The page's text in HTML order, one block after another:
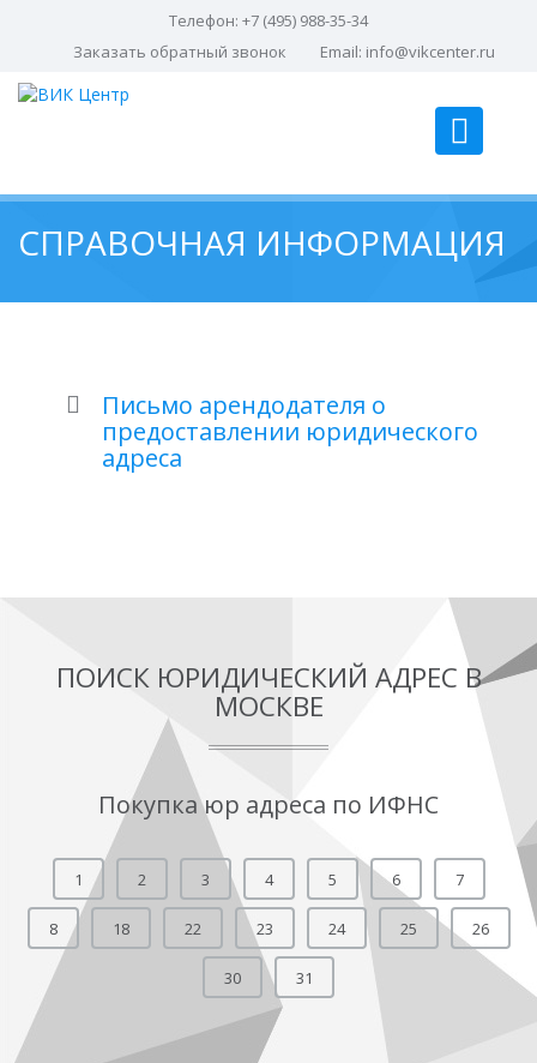
Телефон: +7 (495) 988-35-34
Заказать обратный звонок
Email: info@vikcenter.ru
СПРАВОЧНАЯ ИНФОРМАЦИЯ
Письмо арендодателя о
предоставлении юридического
адреса
ПОИСК ЮРИДИЧЕСКИЙ АДРЕС В
МОСКВЕ
Покупка юр адреса по ИФНС
1 2 3 4 5 6 7
8 18 22 23 24 25 26
30 31